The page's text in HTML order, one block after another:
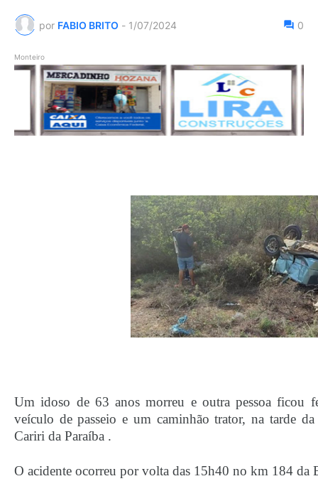
por FABIO BRITO - 1/07/2024 0
Monteiro
Um idoso de 63 anos morreu e outra pessoa ficou
veículo de passeio e um caminhão trator, na tarde
Cariri da Paraíba .
O acidente ocorreu por volta das 15h40 no km 184 da